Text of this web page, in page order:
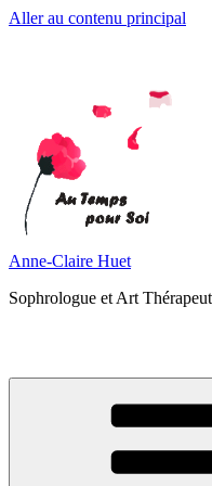
Aller au contenu principal
Anne-Claire Huet
Sophrologue et Art